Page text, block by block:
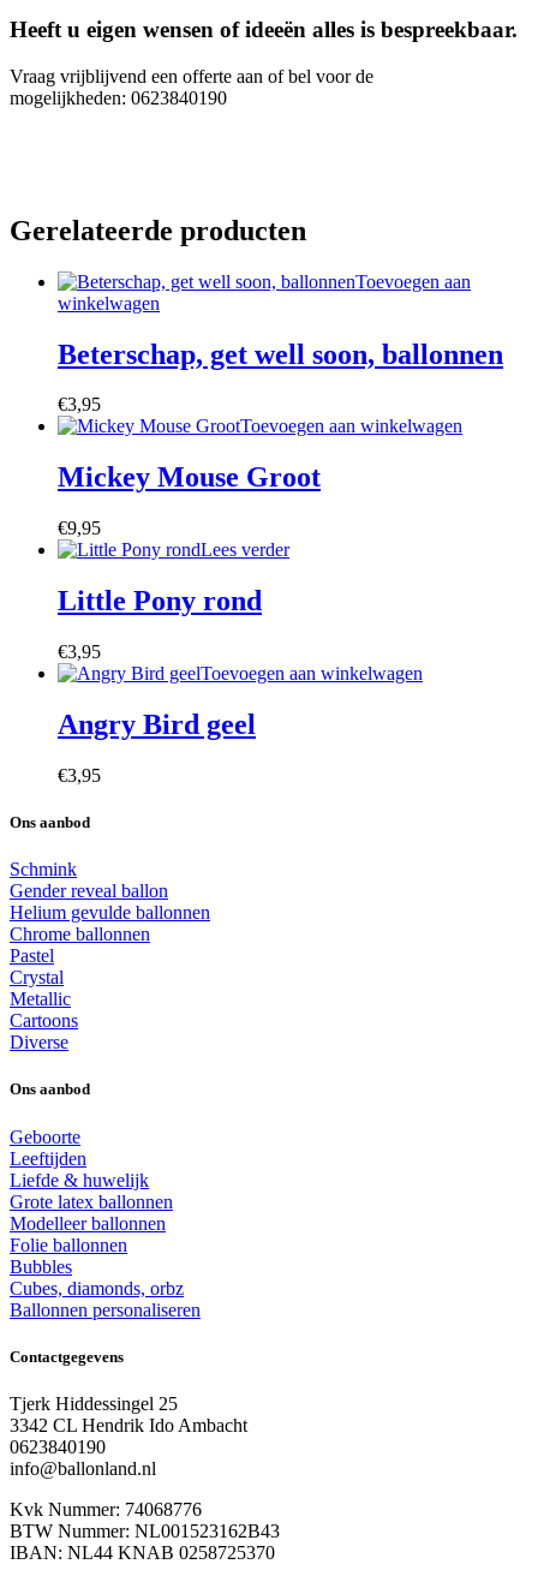
Heeft u eigen wensen of ideeën alles is bespreekbaar.
Vraag vrijblijvend een offerte aan of bel voor de
mogelijkheden: 0623840190
Gerelateerde producten
Toevoegen aan
winkelwagen
Beterschap, get well soon, ballonnen
€3,95
Toevoegen aan winkelwagen
Mickey Mouse Groot
€9,95
Lees verder
Little Pony rond
€3,95
Toevoegen aan winkelwagen
Angry Bird geel
€3,95
Ons aanbod
Schmink
Gender reveal ballon
Helium gevulde ballonnen
Chrome ballonnen
Pastel
Crystal
Metallic
Cartoons
Diverse
Ons aanbod
Geboorte
Leeftijden
Liefde & huwelijk
Grote latex ballonnen
Modelleer ballonnen
Folie ballonnen
Bubbles
Cubes, diamonds, orbz
Ballonnen personaliseren
Contactgegevens
Tjerk Hiddessingel 25
3342 CL Hendrik Ido Ambacht
0623840190
info@ballonland.nl
Kvk Nummer: 74068776
BTW Nummer: NL001523162B43
IBAN: NL44 KNAB 0258725370